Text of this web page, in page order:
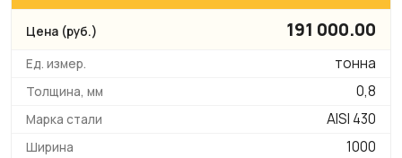
191 000.00
тонна
0,8
AISI 430
1000